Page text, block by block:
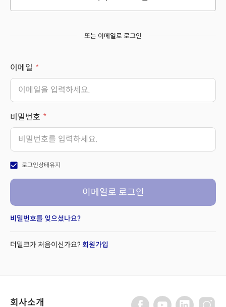
또는 이메일로 로그인
이메일
비밀번호
check_box 로그인상태유지
이메일로 로그인
비밀번호를 잊으셨나요?
더밀크가 처음이신가요? 회원가입
회사소개